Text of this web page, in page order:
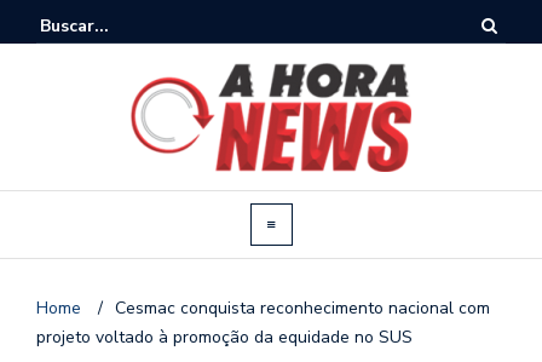
Home / Cesmac conquista reconhecimento nacional com
projeto voltado à promoção da equidade no SUS